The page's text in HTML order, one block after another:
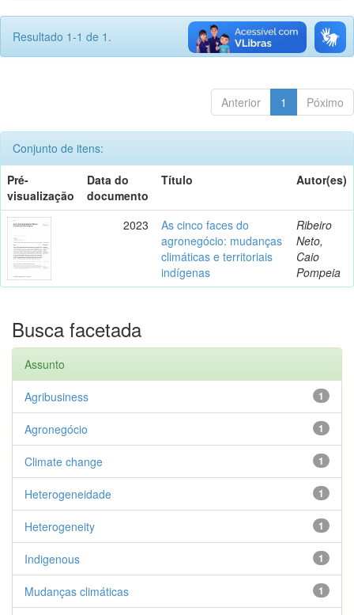
Resultado 1-1 de 1.
Anterior 1 Póximo
Conjunto de itens:
Pré-
visualização
Data do
documento
Título Autor(es)
2023
As cinco faces do
agronegócio: mudanças
climáticas e territoriais
indígenas
Ribeiro
Neto,
Caio
Pompeia
Busca facetada
Assunto
1
Agribusiness
1
Agronegócio
1
Climate change
1
Heterogeneidade
1
Heterogeneity
1
Indigenous
1
Mudanças climáticas